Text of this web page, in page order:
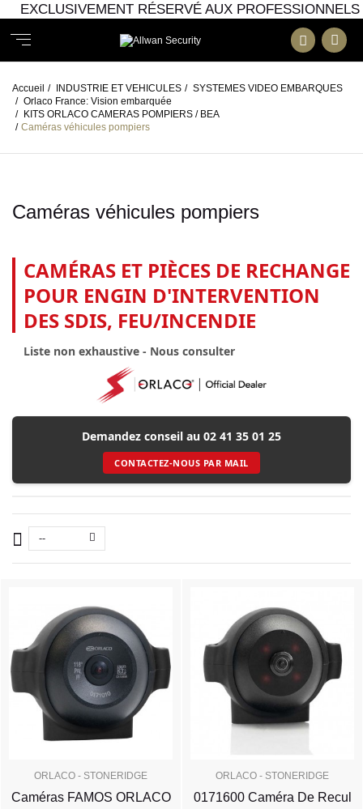
EXCLUSIVEMENT RÉSERVÉ AUX PROFESSIONNELS
Accueil / INDUSTRIE ET VEHICULES / SYSTEMES VIDEO EMBARQUES
/ Orlaco France: Vision embarquée
/ KITS ORLACO CAMERAS POMPIERS / BEA
/ Caméras véhicules pompiers
Caméras véhicules pompiers
CAMÉRAS ET PIÈCES DE RECHANGE
POUR ENGIN D'INTERVENTION
DES SDIS, FEU/INCENDIE
Liste non exhaustive - Nous consulter
Demandez conseil au 02 41 35 01 25
CONTACTEZ-NOUS PAR MAIL
--
ORLACO - STONERIDGE
Caméras FAMOS ORLACO
ORLACO - STONERIDGE
0171600 Caméra De Recul